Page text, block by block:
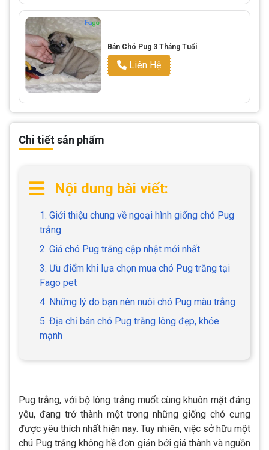
Chi tiết sản phẩm
Nội dung bài viết:
1. Giới thiệu chung về ngoại hình giống chó Pug
trắng
2. Giá chó Pug trắng cập nhật mới nhất
3. Ưu điểm khi lựa chọn mua chó Pug trắng tại
Fago pet
4. Những lý do bạn nên nuôi chó Pug màu trắng
5. Địa chỉ bán chó Pug trắng lông đẹp, khỏe
mạnh
Pug trắng, với bộ lông trắng muốt cùng khuôn mặt đáng
yêu, đang trở thành một trong những giống chó cưng
được yêu thích nhất hiện nay. Tuy nhiên, việc sở hữu một
chú Pug trắng không hề đơn giản bởi giá thành và nguồn
Bán Chó Pug 3 Tháng Tuổi
Liên Hệ